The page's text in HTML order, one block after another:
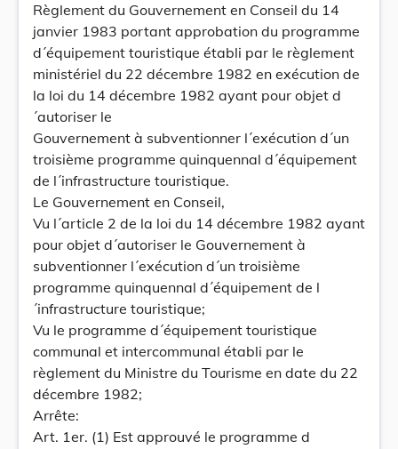
Règlement du Gouvernement en Conseil du 14
janvier 1983 portant approbation du programme
d´équipement touristique établi par le règlement
ministériel du 22 décembre 1982 en exécution de
la loi du 14 décembre 1982 ayant pour objet d
´autoriser le
Gouvernement à subventionner l´exécution d´un
troisième programme quinquennal d´équipement
de l´infrastructure touristique.
Le Gouvernement en Conseil,
Vu l´article 2 de la loi du 14 décembre 1982 ayant
pour objet d´autoriser le Gouvernement à
subventionner l´exécution d´un troisième
programme quinquennal d´équipement de l
´infrastructure touristique;
Vu le programme d´équipement touristique
communal et intercommunal établi par le
règlement du Ministre du Tourisme en date du 22
décembre 1982;
Arrête:
Art. 1er. (1) Est approuvé le programme d